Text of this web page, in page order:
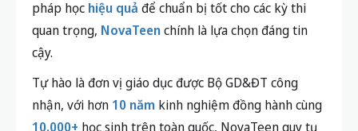
Tự hào là đơn vị giáo dục được Bộ GD&ĐT công
nhận, với hơn10 nămkinh nghiệm đồng hành cùng
10.000+
đội ngũgiáo viên giỏiđến từ các trường chuyên, áp
dụng phương pháp giảng dạyhiện đạivà lộ trình
học tập khoa học.Trung tâm mang đến môi trường